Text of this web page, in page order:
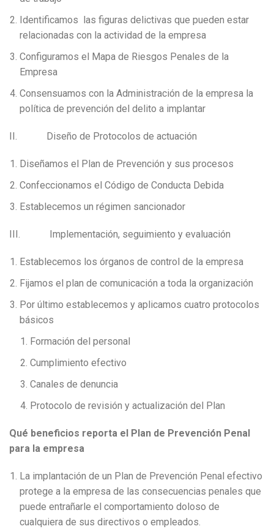
Identificamos las figuras delictivas que pueden estar
relacionadas con la actividad de la empresa
Configuramos el Mapa de Riesgos Penales de la
Empresa
Consensuamos con la Administración de la empresa la
política de prevención del delito a implantar
II. Diseño de Protocolos de actuación
Diseñamos el Plan de Prevención y sus procesos
Confeccionamos el Código de Conducta Debida
Establecemos un régimen sancionador
III. Implementación, seguimiento y evaluación
Establecemos los órganos de control de la empresa
Fijamos el plan de comunicación a toda la organización
Por último establecemos y aplicamos cuatro protocolos
básicos
Formación del personal
Cumplimiento efectivo
Canales de denuncia
Protocolo de revisión y actualización del Plan
Qué beneficios reporta el Plan de Prevención Penal
para la empresa
La implantación de un Plan de Prevención Penal efectivo
protege a la empresa de las consecuencias penales que
puede entrañarle el comportamiento doloso de
cualquiera de sus directivos o empleados.